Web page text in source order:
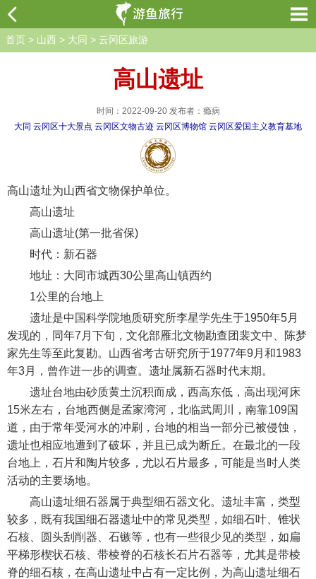
首页 > 山西 > 大同 > 云冈区旅游
高山遗址
时间：2022-09-20 发布者：瘾病
大同 云冈区十大景点 云冈区文物古迹 云冈区博物馆 云冈区爱国主义教育基地
高山遗址为山西省文物保护单位。
高山遗址
高山遗址(第一批省保)
时代：新石器
地址：大同市城西30公里高山镇西约
1公里的台地上
遗址是中国科学院地质研究所李星学先生于1950年5月
发现的，同年7月下旬，文化部雁北文物勘查团裴文中、陈梦
家先生等至此复勘。山西省考古研究所于1977年9月和1983
年3月，曾作进一步的调查。遗址属新石器时代末期。
遗址台地由砂质黄土沉积而成，西高东低，高出现河床
15米左右，台地西侧是孟家湾河，北临武周川，南靠109国
道，由于常年受河水的冲刷，台地的相当一部分已被侵蚀，
遗址也相应地遭到了破坏，并且已成为断丘。在最北的一段
台地上，石片和陶片较多，尤以石片最多，可能是当时人类
活动的主要场地。
高山遗址细石器属于典型细石器文化。遗址丰富，类型
较多，既有我国细石器遗址中的常见类型，如细石叶、锥状
石核、圆头刮削器、石镞等，也有一些很少见的类型，如扁
平梯形楔状石核、带棱脊的石核长石片石器等，尤其是带棱
脊的细石核，在高山遗址中占有一定比例，为高山遗址细石